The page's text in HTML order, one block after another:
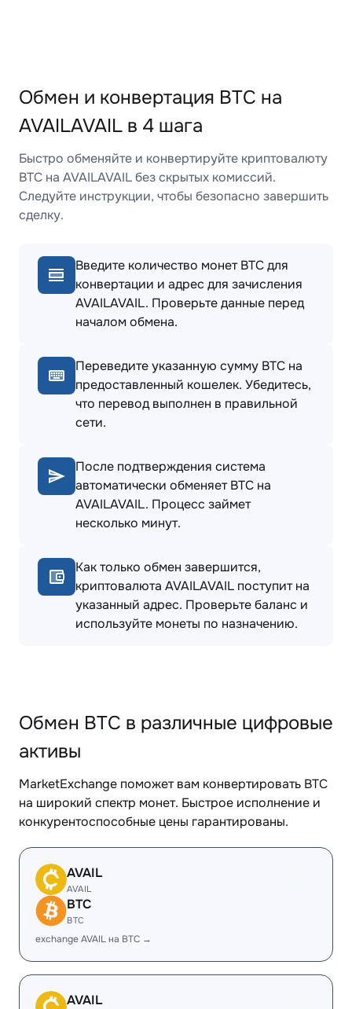
Обмен и конвертация BTC на
AVAILAVAIL в 4 шага
Быстро обменяйте и конвертируйте криптовалюту
BTC на AVAILAVAIL без скрытых комиссий.
Следуйте инструкции, чтобы безопасно завершить
сделку.
Введите количество монет BTC для
конвертации и адрес для зачисления
AVAILAVAIL. Проверьте данные перед
началом обмена.
Переведите указанную сумму BTC на
предоставленный кошелек. Убедитесь,
что перевод выполнен в правильной
сети.
После подтверждения система
автоматически обменяет BTC на
AVAILAVAIL. Процесс займет
несколько минут.
Как только обмен завершится,
криптовалюта AVAILAVAIL поступит на
указанный адрес. Проверьте баланс и
используйте монеты по назначению.
Обмен BTC в различные цифровые
активы
MarketExchange поможет вам конвертировать BTC
на широкий спектр монет. Быстрое исполнение и
конкурентоспособные цены гарантированы.
AVAIL
AVAIL
BTC
BTC
exchange AVAIL на BTC →
AVAIL